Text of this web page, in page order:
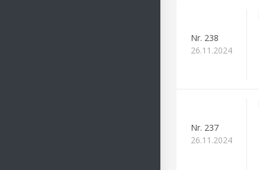
Nr. 238
26.11.2024
Nr. 237
26.11.2024